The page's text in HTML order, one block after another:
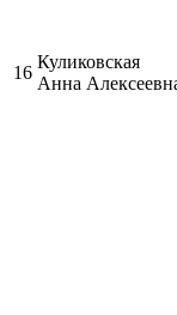
16
Куликовская
Анна